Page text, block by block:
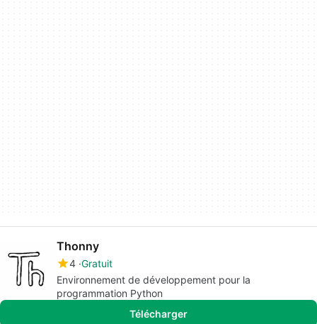
Thonny
4 Gratuit
Environnement de développement pour la
programmation Python
Télécharger